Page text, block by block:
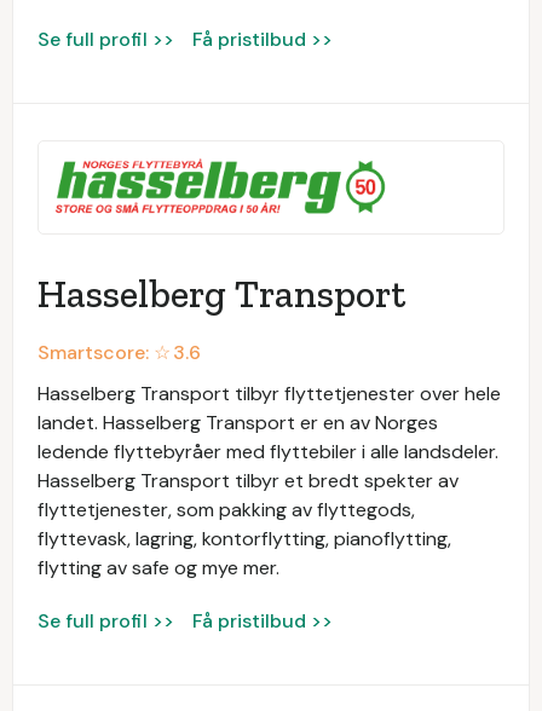
Se full profil >> Få pristilbud >>
Hasselberg Transport
Smartscore: ☆3.6
Hasselberg Transport tilbyr flyttetjenester over hele
landet. Hasselberg Transport er en av Norges
ledende flyttebyråer med flyttebiler i alle landsdeler.
Hasselberg Transport tilbyr et bredt spekter av
flyttetjenester, som pakking av flyttegods,
flyttevask, lagring, kontorflytting, pianoflytting,
flytting av safe og mye mer.
Se full profil >> Få pristilbud >>